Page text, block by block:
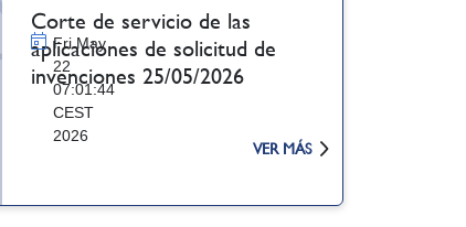
Corte de servicio de las
aplicaciones de solicitud de
invenciones 25/05/2026
Fri May
22
07:01:44
CEST
2026
VER MÁS